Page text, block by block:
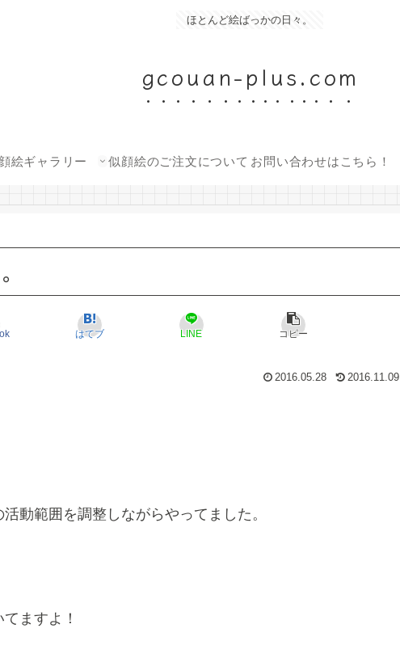
ほとんど絵ばっかの日々。
gcouan-plus.com
絵ギャラリー 似顔絵のご注文について お問い合わせはこちら！
はてブ LINE コピー
2016.05.28 2016.11.09
動範囲を調整しながらやってました。
ますよ！